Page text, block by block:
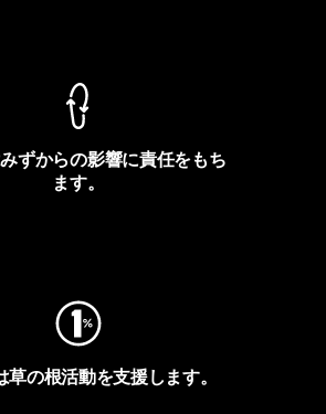
ずからの影響に責任をもち
ます。
草の根活動を支援します。